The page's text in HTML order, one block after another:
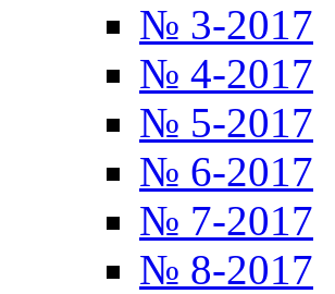
№ 3-2017
№ 4-2017
№ 5-2017
№ 6-2017
№ 7-2017
№ 8-2017